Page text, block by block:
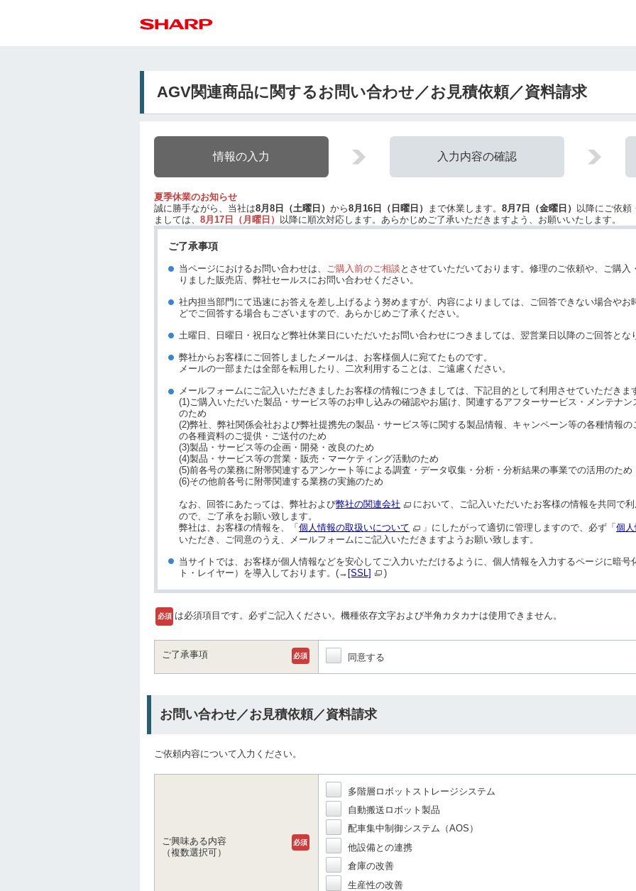
AGV関連商品に関するお問い合わせ／お見積依頼／資料請求
情報の入力 入力内容の確認
夏季休業のお知らせ
誠に勝手ながら、当社は8月8日（土曜日） から8月16日（日曜日） まで休業します。 8月7日（金曜日）
以降にご依頼
ましては、 8月17日（月曜日） 以降に順次対応します。あらかじめご了承いただきますよう、お願いいたします。
ご了承事項
当ページにおけるお問い合わせは、 ご購入前のご相談 とさせていただいております。修理のご依頼や、ご購
りました販売店、弊社セールスにお問い合わせください。
社内担当部門にて迅速にお答えを差し上げるよう努めますが、内容によりましては、ご回答できない場合や
どでご回答する場合もございますので、あらかじめご了承ください。
土曜日、日曜日・祝日など弊社休業日にいただいたお問い合わせにつきましては、翌営業日以降のご回答とな
弊社からお客様にご回答しましたメールは、お客様個人に宛てたものです。
メールの一部または全部を転用したり、二次利用することは、ご遠慮ください。
メールフォームにご記入いただきましたお客様の情報につきましては、下記目的として利用させていただきま
(1)ご購入いただいた製品・サービス等のお申し込みの確認やお届け、関連するアフターサービス・メンテナ
のため
(2)弊社、弊社関係会社および弊社提携先の製品・サービス等に関する製品情報、キャンペーン等の各種情報
の各種資料のご提供・ご送付のため
(3)製品・サービス等の企画・開発・改良のため
(4)製品・サービス等の営業・販売・マーケティング活動のため
(5)前各号の業務に附帯関連するアンケート等による調査・データ収集・分析・分析結果の事業での活用のため
(6)その他前各号に附帯関連する業務の実施のため
なお、回答にあたっては、弊社および弊社の関連会社
において、ご記入いただいたお客様の情報を共同で
ので、ご了承をお願い致します。
弊社は、お客様の情報を、「 個人情報の取扱いについて 」にしたがって適切に管理しますので、必ず「 個
いただき、ご同意のうえ、メールフォームにご記入いただきますようお願い致します。
当サイトでは、お客様が個人情報などを安心してご入力いただけるように、個人情報を入力するページに暗
ト・レイヤー）を導入しております。(→ [SSL] )
必須 は必須項目です。必ずご記入ください。機種依存文字および半角カタカナは使用できません。
ご了承事項 必須 同意する
お問い合わせ／お見積依頼／資料請求
ご依頼内容について入力ください。
ご興味ある内容
（複数選択可）
必須
多階層ロボットストレージシステム
自動搬送ロボット製品
配車集中制御システム（AOS）
他設備との連携
倉庫の改善
生産性の改善